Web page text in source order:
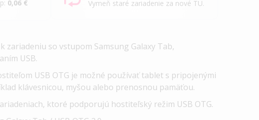
0,06 € Vymeň staré zariadenie za nové TU.
zariadeniu so vstupom Samsung Galaxy Tab,
USB.
USB OTG je možné používať tablet s pripojenými
klávesnicou, myšou alebo prenosnou pamäťou.
ktoré podporujú hostiteľský režim USB OTG.